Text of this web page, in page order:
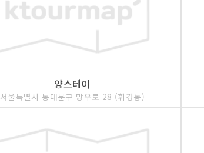
양스테이
서울특별시 동대문구 망우로 28 (휘경동)